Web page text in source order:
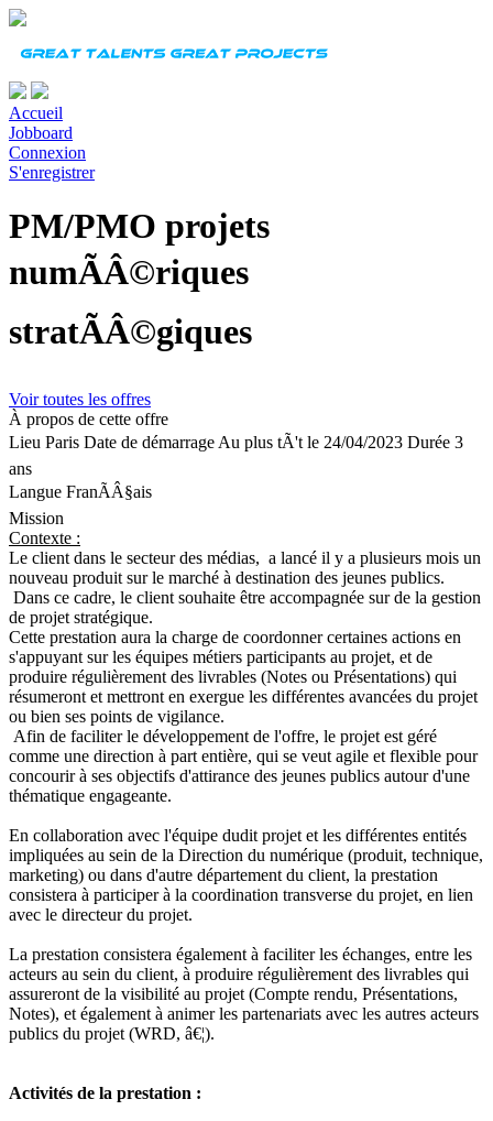
Accueil
Jobboard
Connexion
S'enregistrer
PM/PMO projets
numÃÂ©riques
stratÃÂ©giques
Voir toutes les offres
À propos de cette offre
Lieu Paris Date de démarrage Au plus tÃ't le 24/04/2023 Durée 3
ans
Langue FranÃÂ§ais
Mission
Contexte :
Le client dans le secteur des médias, a lancé il y a plusieurs mois un
nouveau produit sur le marché à destination des jeunes publics.
Dans ce cadre, le client souhaite être accompagnée sur de la gestion
de projet stratégique.
Cette prestation aura la charge de coordonner certaines actions en
s'appuyant sur les équipes métiers participants au projet, et de
produire régulièrement des livrables (Notes ou Présentations) qui
résumeront et mettront en exergue les différentes avancées du projet
ou bien ses points de vigilance.
Afin de faciliter le développement de l'offre, le projet est géré
comme une direction à part entière, qui se veut agile et flexible pour
concourir à ses objectifs d'attirance des jeunes publics autour d'une
thématique engageante.
En collaboration avec l'équipe dudit projet et les différentes entités
impliquées au sein de la Direction du numérique (produit, technique,
marketing) ou dans d'autre département du client, la prestation
consistera à participer à la coordination transverse du projet, en lien
avec le directeur du projet.
La prestation consistera également à faciliter les échanges, entre les
acteurs au sein du client, à produire régulièrement des livrables qui
assureront de la visibilité au projet (Compte rendu, Présentations,
Notes), et également à animer les partenariats avec les autres acteurs
publics du projet (WRD, â€¦).
Activités de la prestation :